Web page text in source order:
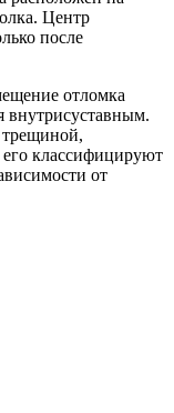
Центр
после
отломка
внутрисуставным.
трещиной,
классифицируют
от